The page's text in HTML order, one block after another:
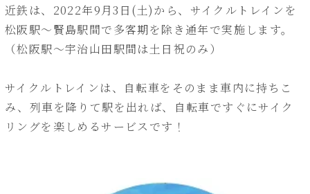
近鉄は、2022年9月3日(土)から、サイクルトレインを
松阪駅～賢島駅間で多客期を除き通年で実施します。
（松阪駅～宇治山田駅間は土日祝のみ）
サイクルトレインは、自転車をそのまま車内に持ちこ
み、列車を降りて駅を出れば、自転車ですぐにサイク
リングを楽しめるサービスです！